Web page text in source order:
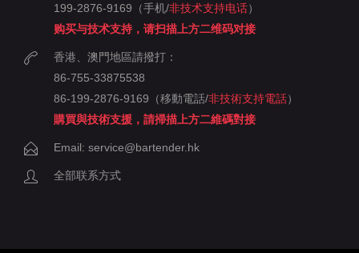
199-2876-9169（手机/非技术支持电话）
购买与技术支持，请扫描上方二维码对接
香港、澳門地區請撥打：
86-755-33875538
86-199-2876-9169（移動電話/非技術支持電話）
購買與技術支援，請掃描上方二維碼對接
Email: service@bartender.hk
全部联系方式